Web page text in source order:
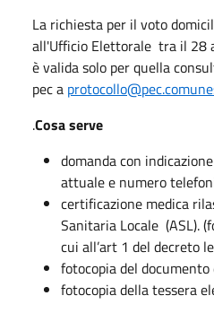
La richiesta per il voto
all'Ufficio Elettorale tra il 28
è valida solo per quella
pec a
.Cosa serve
domanda con
attuale e numero
certificazione medica
Sanitaria Locale (ASL).
cui all’art 1 del decreto
fotocopia del
fotocopia della tessera